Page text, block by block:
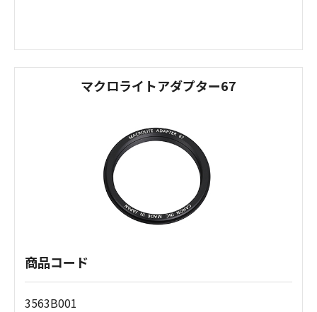
マクロライトアダプター67
商品コード
3563B001